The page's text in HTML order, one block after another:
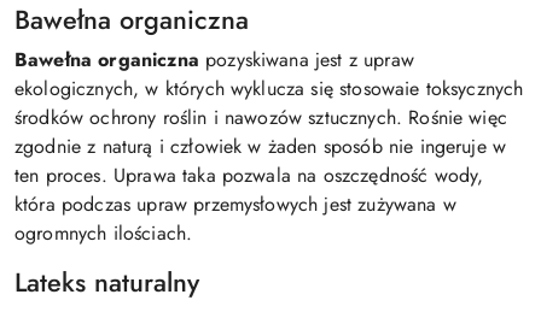
Bawełna organiczna
Bawełna organiczna pozyskiwana jest z upraw
ekologicznych, w których wyklucza się stosowaie toksycznych
środków ochrony roślin i nawozów sztucznych. Rośnie więc
zgodnie z naturą i człowiek w żaden sposób nie ingeruje w
ten proces. Uprawa taka pozwala na oszczędność wody,
która podczas upraw przemysłowych jest zużywana w
ogromnych ilościach.
Lateks naturalny